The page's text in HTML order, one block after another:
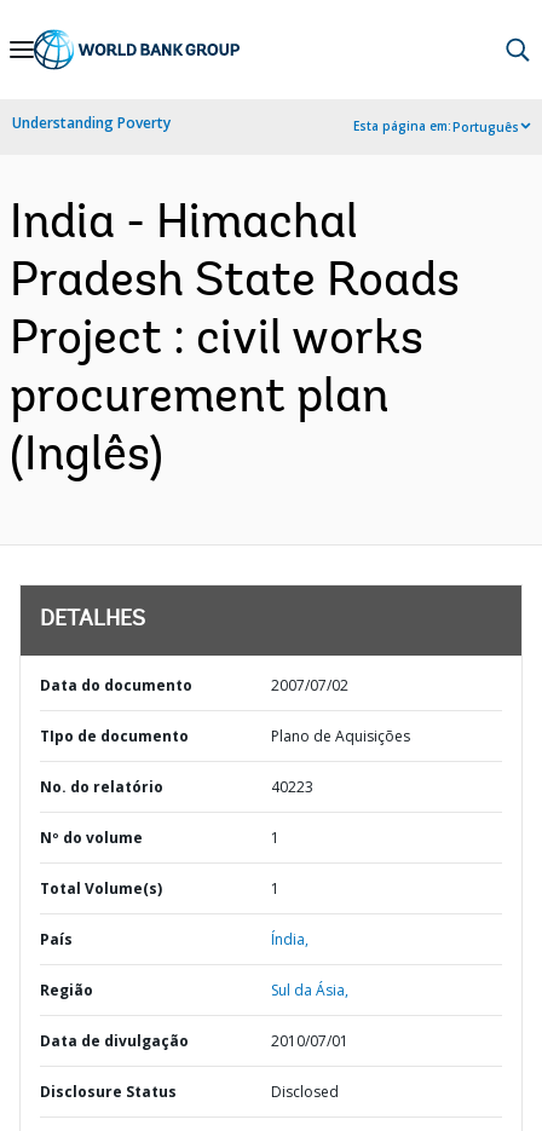
Skip
Navigation
Understanding Poverty Esta página em:Português
India - Himachal
Pradesh State Roads
Project : civil works
procurement plan
(Inglês)
DETALHES
Data do documento 2007/07/02
TIpo de documento Plano de Aquisições
No. do relatório 40223
Nº do volume 1
Total Volume(s) 1
País Índia,
Região Sul da Ásia,
Data de divulgação 2010/07/01
Disclosure Status Disclosed